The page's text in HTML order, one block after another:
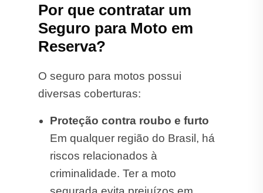
Por que contratar um
Seguro para Moto em
Reserva?
O seguro para motos possui
diversas coberturas:
Proteção contra roubo e furto
Em qualquer região do Brasil, há
riscos relacionados à
criminalidade. Ter a moto